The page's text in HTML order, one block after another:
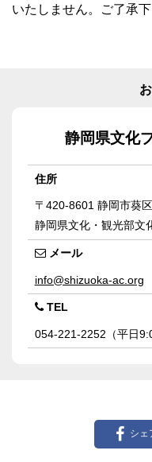
いたしません。ご了承下
静岡県文化
住所
〒420-8601 静岡市葵
静岡県文化・観光部文
メール
info@shizuoka-ac.org
TEL
054-221-2252（平日
シェ